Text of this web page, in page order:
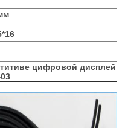
цифровой дисплей